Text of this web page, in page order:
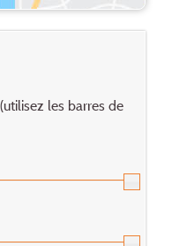
les barres de